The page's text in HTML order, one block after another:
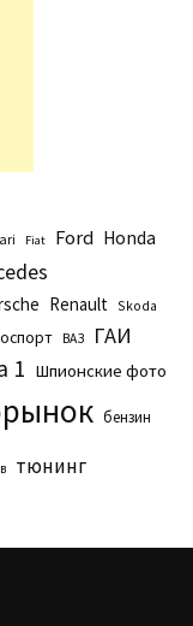
Fiat Ford Honda
Renault Skoda
ВАЗ ГАИ
1 Шпионские фото
бензин
тюнинг